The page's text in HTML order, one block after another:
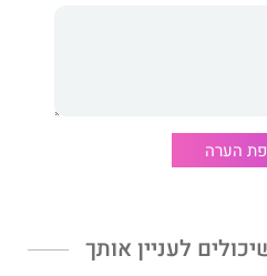
הערה
לעניין אותך